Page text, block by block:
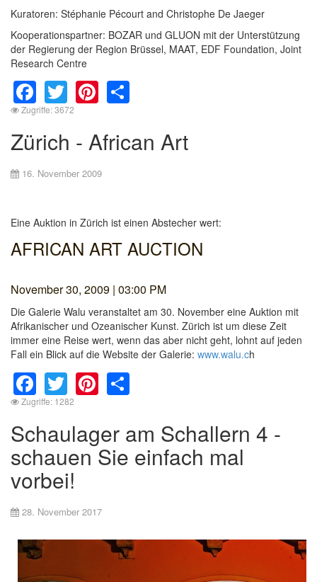
Kuratoren: Stéphanie Pécourt and Christophe De Jaeger
Kooperationspartner: BOZAR und GLUON mit der Unterstützung
der Regierung der Region Brüssel, MAAT, EDF Foundation, Joint
Research Centre
Facebook
TwitterPinterest
Zugriffe: 3672
Zürich - African Art
16. November 2009
Eine Auktion in Zürich ist einen Abstecher wert:
AFRICAN ART AUCTION
November 30, 2009 | 03:00 PM
Die Galerie Walu veranstaltet am 30. November eine Auktion mit
Afrikanischer und Ozeanischer Kunst. Zürich ist um diese Zeit
immer eine Reise wert, wenn das aber nicht geht, lohnt auf jeden
Fall ein Blick auf die Website der Galerie: www.walu.ch
Facebook
TwitterPinterest
Zugriffe: 1282
Schaulager am Schallern 4 -
schauen Sie einfach mal
vorbei!
28. November 2017